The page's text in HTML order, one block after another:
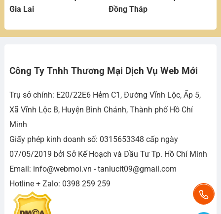
Gia Lai
Đồng Tháp
Công Ty Tnhh Thương Mại Dịch Vụ Web Mới
Trụ sở chính: E20/22E6 Hẻm C1, Đường Vĩnh Lộc, Ấp 5,
Xã Vĩnh Lộc B, Huyện Bình Chánh, Thành phố Hồ Chí
Minh
Giấy phép kinh doanh số: 0315653348 cấp ngày
07/05/2019 bởi Sở Kế Hoạch và Đầu Tư Tp. Hồ Chí Minh
Email: info@webmoi.vn - tanlucit09@gmail.com
Hotline + Zalo: 0398 259 259